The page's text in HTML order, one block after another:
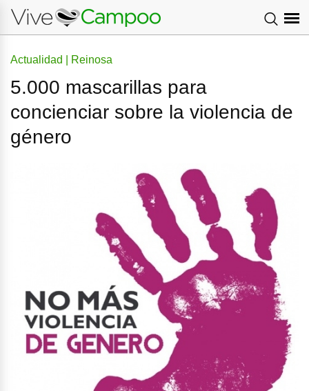
Actualidad | Reinosa
5.000 mascarillas para
concienciar sobre la violencia de
género